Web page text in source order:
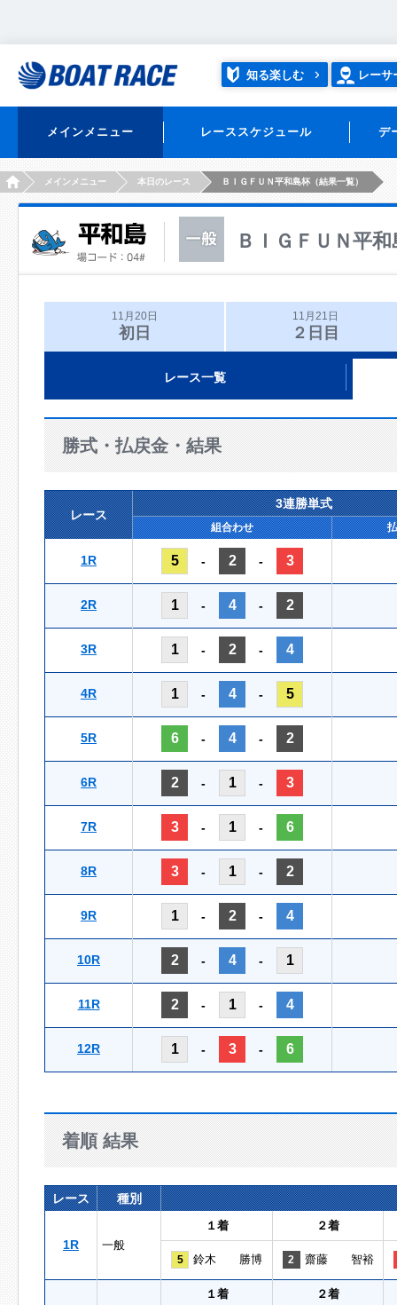
知る楽しむ レーサ
メインメニュー レーススケジュール デ
HOMEメインメニュー 本日のレース ＢＩＧＦＵＮ平和島杯（結果一覧）
ＢＩＧＦＵＮ平
11月20日
初日
11月21日
２日目
レース一覧
勝式・払戻金・結果
レース
3連勝単式
組合わせ
1R 5 - 2 - 3
2R 1 - 4 - 2
3R 1 - 2 - 4
4R 1 - 4 - 5
5R 6 - 4 - 2
6R 2 - 1 - 3
7R 3 - 1 - 6
8R 3 - 1 - 2
9R 1 - 2 - 4
10R 2 - 4 - 1
11R 2 - 1 - 4
12R 1 - 3 - 6
着順 結果
レース 種別
1R 一般
１着 ２着
5 鈴木 勝博 2 齋藤 智裕
１着 ２着